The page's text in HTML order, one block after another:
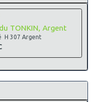
TONKIN, Argent
H 307 Argent